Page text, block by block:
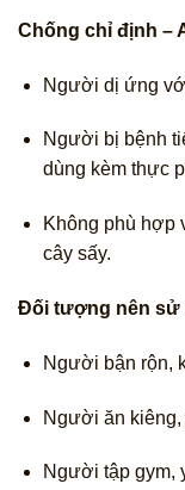
Chống chỉ định –
Người dị ứng
Người bị bệnh
dùng kèm thực
Không phù hợp
cây sấy.
Đối tượng nên sử
Người bận rộn,
Người ăn kiêng,
Người tập gym,